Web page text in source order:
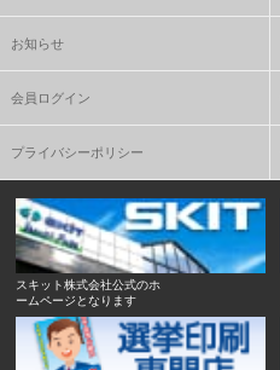
お知らせ
会員ログイン
プライバシーポリシー
スキット株式会社公式のホ
ームページとなります